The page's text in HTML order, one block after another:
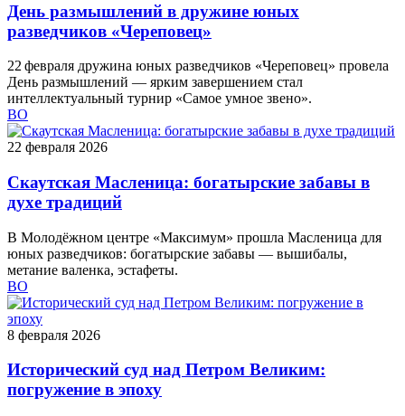
День размышлений в дружине юных
разведчиков «Череповец»
22 февраля дружина юных разведчиков «Череповец» провела
День размышлений — ярким завершением стал
интеллектуальный турнир «Самое умное звено».
ВО
22 февраля 2026
Скаутская Масленица: богатырские забавы в
духе традиций
В Молодёжном центре «Максимум» прошла Масленица для
юных разведчиков: богатырские забавы — вышибалы,
метание валенка, эстафеты.
ВО
8 февраля 2026
Исторический суд над Петром Великим:
погружение в эпоху